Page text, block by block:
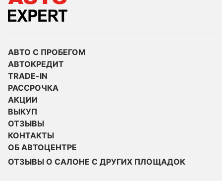
АВТО С ПРОБЕГОМ
АВТОКРЕДИТ
TRADE-IN
РАССРОЧКА
АКЦИИ
ВЫКУП
ОТЗЫВЫ
КОНТАКТЫ
ОБ АВТОЦЕНТРЕ
ОТЗЫВЫ О САЛОНЕ С ДРУГИХ ПЛОЩАДОК